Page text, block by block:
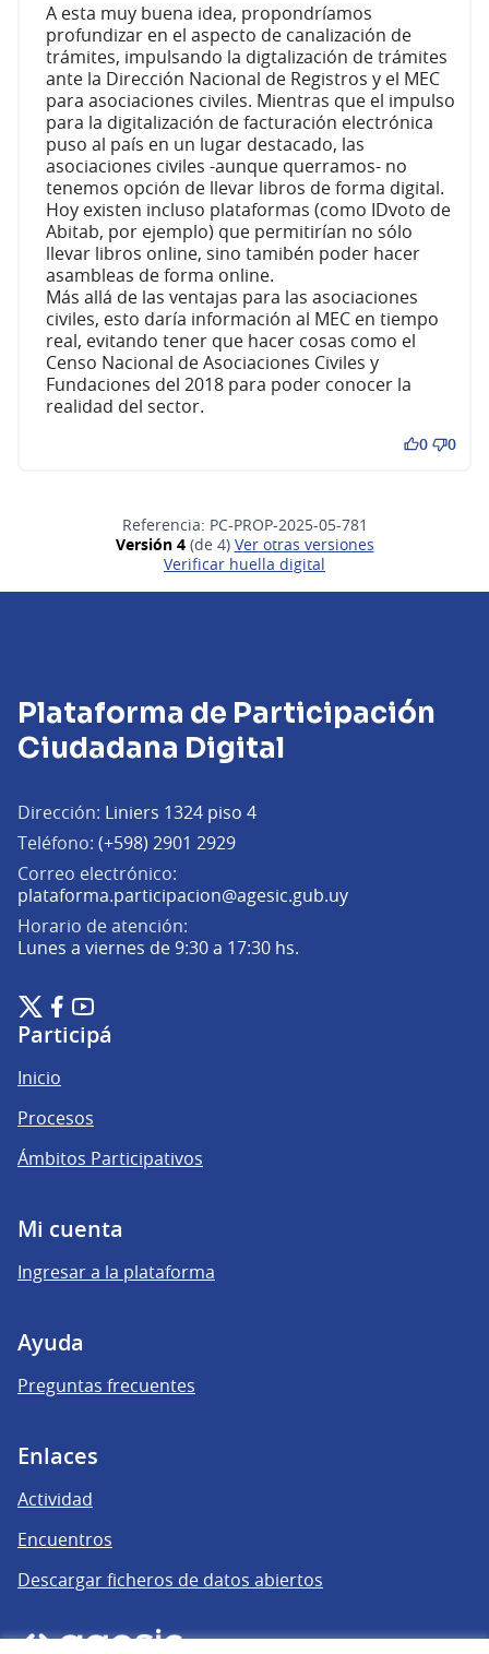
A esta muy buena idea, propondríamos
profundizar en el aspecto de canalización de
trámites, impulsando la digtalización de trámites
ante la Dirección Nacional de Registros y el MEC
para asociaciones civiles. Mientras que el impulso
para la digitalización de facturación electrónica
puso al país en un lugar destacado, las
asociaciones civiles -aunque querramos- no
tenemos opción de llevar libros de forma digital.
Hoy existen incluso plataformas (como IDvoto de
Abitab, por ejemplo) que permitirían no sólo
llevar libros online, sino tamibén poder hacer
asambleas de forma online.
Más allá de las ventajas para las asociaciones
civiles, esto daría información al MEC en tiempo
real, evitando tener que hacer cosas como el
Censo Nacional de Asociaciones Civiles y
Fundaciones del 2018 para poder conocer la
realidad del sector.
0 0
Referencia: PC-PROP-2025-05-781
Versión 4(de 4)
ver otras versiones
Verificar huella digital
Plataforma de Participación
Ciudadana Digital
Dirección: Liniers 1324 piso 4
Teléfono: (+598) 2901 2929
Correo electrónico:
plataforma.participacion@agesic.gub.uy(Abrir en una
Horario de atención:
Lunes a viernes de 9:30 a 17:30 hs.
Plataforma de Participación Ciudadana Digital en X
(Enlace externo)
Plataforma de Participación Ciudadana Digital en Facebook
(Enlace externo)
Plataforma de Participación Ciudadana Digital en
(Enlace externo)
Participá
Inicio
Procesos
Ámbitos Participativos
Mi cuenta
Ingresar a la plataforma
Ayuda
Preguntas frecuentes
Enlaces
Actividad
Encuentros
Descargar ficheros de datos abiertos